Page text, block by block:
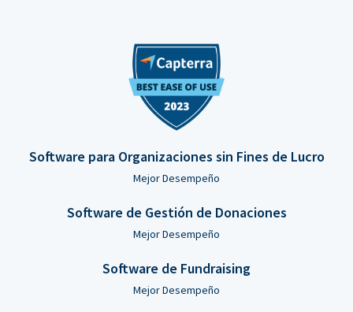
Software para Organizaciones sin Fines de Lucro
Mejor Desempeño
Software de Gestión de Donaciones
Mejor Desempeño
Software de Fundraising
Mejor Desempeño